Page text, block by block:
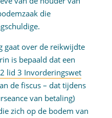
die
gaat over de reikwijdte
is bepaald dat een
lid 3 Invorderingswet
de fiscus – dat tijdens
van betaling)
zich op de bodem van